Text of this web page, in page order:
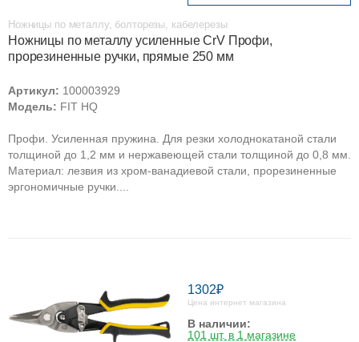
Ножницы по металлу, болторезы, кабелерезы
Ножницы по металлу усиленные CrV Профи,
прорезиненные ручки, прямые 250 мм
Артикул: 100003929
Модель: FIT HQ
Профи. Усиленная пружина. Для резки холоднокатаной стали
толщиной до 1,2 мм и нержавеющей стали толщиной до 0,8 мм.
Материал: лезвия из хром-ванадиевой стали, прорезиненные
эргономичные ручки....
1302₽
Цена интернет магазина
В наличии:
101 шт. в 1 магазине